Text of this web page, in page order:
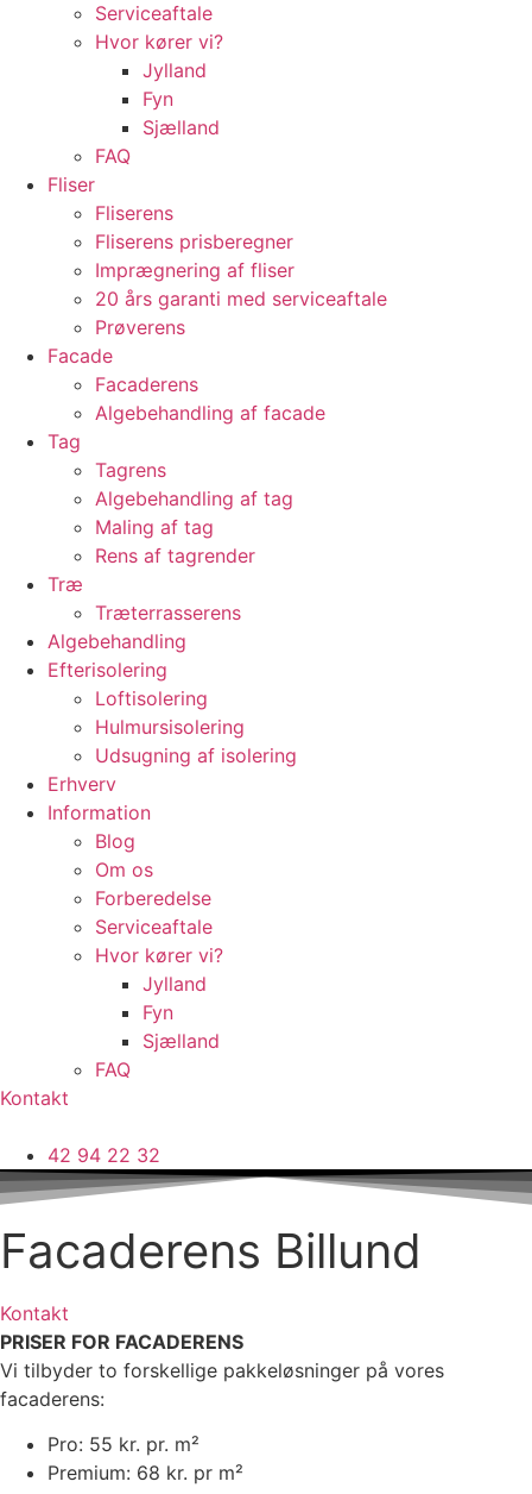
Serviceaftale
Hvor kører vi?
Jylland
Fyn
Sjælland
FAQ
Fliser
Fliserens
Fliserens prisberegner
Imprægnering af fliser
20 års garanti med serviceaftale
Prøverens
Facade
Facaderens
Algebehandling af facade
Tag
Tagrens
Algebehandling af tag
Maling af tag
Rens af tagrender
Træ
Træterrasserens
Algebehandling
Efterisolering
Loftisolering
Hulmursisolering
Udsugning af isolering
Erhverv
Information
Blog
Om os
Forberedelse
Serviceaftale
Hvor kører vi?
Jylland
Fyn
Sjælland
FAQ
Kontakt
42 94 22 32
Facaderens Billund
Kontakt
PRISER FOR FACADERENS
Vi tilbyder to forskellige pakkeløsninger på vores
facaderens:
Pro: 55 kr. pr. m²
Premium: 68 kr. pr m²